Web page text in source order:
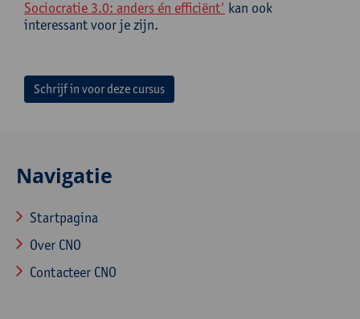
Sociocratie 3.0: anders én efficiënt' kan ook
interessant voor je zijn.
Schrijf in voor deze cursus
Navigatie
Startpagina
Over CNO
Contacteer CNO